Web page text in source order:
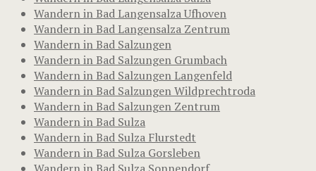
Wandern in Bad Langensalza Ufhoven
Wandern in Bad Langensalza Zentrum
Wandern in Bad Salzungen
Wandern in Bad Salzungen Grumbach
Wandern in Bad Salzungen Langenfeld
Wandern in Bad Salzungen Wildprechtroda
Wandern in Bad Salzungen Zentrum
Wandern in Bad Sulza
Wandern in Bad Sulza Flurstedt
Wandern in Bad Sulza Gorsleben